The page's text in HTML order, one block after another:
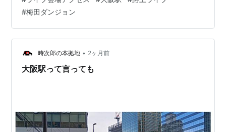
利用頂けます 記事にまとまりが無く混沌としております
が、記事自体はお使いいただけます！本文は順次書き換
えていきますので、もう少々お時間をください（申し訳
ございません） メールをするカップルのイラスト／(c)い
らすとや ［▲目次メニュー│スマホ用検索窓▼］ ＠＠＠
【記事もくじ…
#梅田ダンジョン
時次郎の本拠地 • 2ヶ月前
大阪駅って言っても